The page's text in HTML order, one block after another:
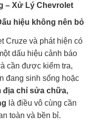
– Xử Lý Chevrolet
hiệu không nên bỏ
Cruze và phát hiện có
dấu hiệu cảnh báo
cần được kiểm tra,
đang sinh sống hoặc
địa chỉ sửa chữa,
là điều vô cùng cần
toàn và bền bỉ.